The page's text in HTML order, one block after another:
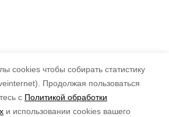
cookies чтобы собирать статистику
Продолжая пользоваться
с Политикой обработки
и использовании cookies вашего